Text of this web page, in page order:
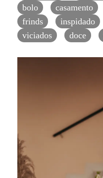
bolo
casamento
frinds
inspidado
viciados
doce